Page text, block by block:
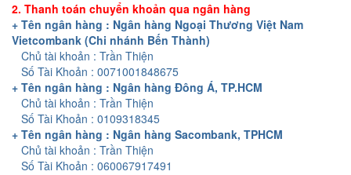
2. Thanh toán chuyển khoản qua ngân hàng
+ Tên ngân hàng : Ngân hàng Ngoại Thương Việt Nam
Vietcombank (Chi nhánh Bến Thành)
Chủ tài khoản : Trần Thiện
Số Tài Khoản : 0071001848675
+ Tên ngân hàng : Ngân hàng Đông Á, TP.HCM
Chủ tài khoản : Trần Thiện
Số Tài Khoản : 0109318345
+ Tên ngân hàng : Ngân hàng Sacombank, TPHCM
Chủ tài khoản : Trần Thiện
Số Tài Khoản : 060067917491